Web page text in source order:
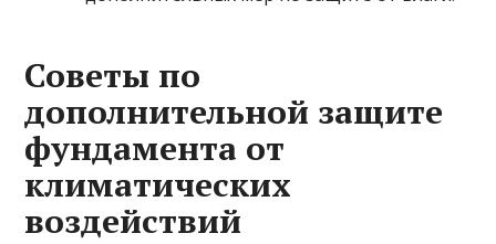
Советы по
дополнительной защите
фундамента от
климатических
воздействий